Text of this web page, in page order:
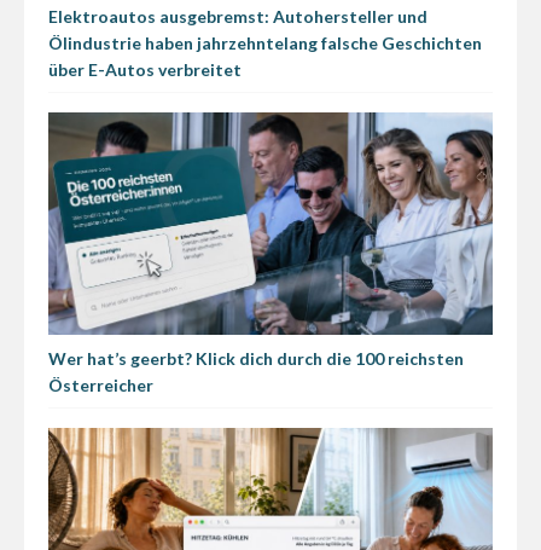
Elektroautos ausgebremst: Autohersteller und
Ölindustrie haben jahrzehntelang falsche Geschichten
über E-Autos verbreitet
Wer hat’s geerbt? Klick dich durch die 100 reichsten
Österreicher